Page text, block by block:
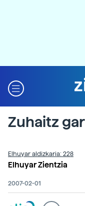
Zuhaitz
Elhuyar aldizkaria: 228
Elhuyar Zientzia
2007-02-01